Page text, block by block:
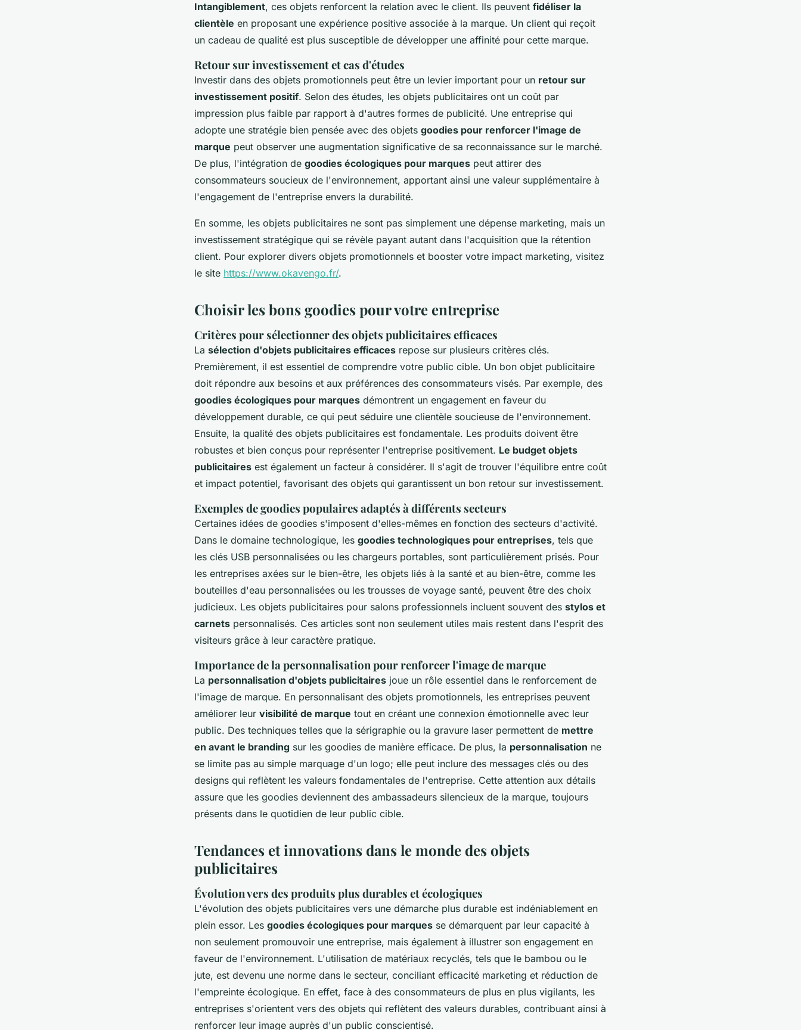
Intangiblement, ces objets renforcent la relation avec le client. Ils peuvent fidéliser la
clientèle en proposant une expérience positive associée à la marque. Un client qui reçoit
un cadeau de qualité est plus susceptible de développer une affinité pour cette marque.
Retour sur investissement et cas d'études
Investir dans des objets promotionnels peut être un levier important pour un retour sur
investissement positif. Selon des études, les objets publicitaires ont un coût par
impression plus faible par rapport à d'autres formes de publicité. Une entreprise qui
adopte une stratégie bien pensée avec des objets goodies pour renforcer l'image de
marque peut observer une augmentation significative de sa reconnaissance sur le marché.
De plus, l'intégration de goodies écologiques pour marques peut attirer des
consommateurs soucieux de l'environnement, apportant ainsi une valeur supplémentaire à
l'engagement de l'entreprise envers la durabilité.
En somme, les objets publicitaires ne sont pas simplement une dépense marketing, mais un
investissement stratégique qui se révèle payant autant dans l'acquisition que la rétention
client. Pour explorer divers objets promotionnels et booster votre impact marketing, visitez
le site https://www.okavengo.fr/.
Choisir les bons goodies pour votre entreprise
Critères pour sélectionner des objets publicitaires efficaces
La sélection d'objets publicitaires efficaces repose sur plusieurs critères clés.
Premièrement, il est essentiel de comprendre votre public cible. Un bon objet publicitaire
doit répondre aux besoins et aux préférences des consommateurs visés. Par exemple, des
goodies écologiques pour marques démontrent un engagement en faveur du
développement durable, ce qui peut séduire une clientèle soucieuse de l'environnement.
Ensuite, la qualité des objets publicitaires est fondamentale. Les produits doivent être
robustes et bien conçus pour représenter l'entreprise positivement. Le budget objets
publicitaires est également un facteur à considérer. Il s'agit de trouver l'équilibre entre coût
et impact potentiel, favorisant des objets qui garantissent un bon retour sur investissement.
Exemples de goodies populaires adaptés à différents secteurs
Certaines idées de goodies s'imposent d'elles-mêmes en fonction des secteurs d'activité.
Dans le domaine technologique, les goodies technologiques pour entreprises, tels que
les clés USB personnalisées ou les chargeurs portables, sont particulièrement prisés. Pour
les entreprises axées sur le bien-être, les objets liés à la santé et au bien-être, comme les
bouteilles d'eau personnalisées ou les trousses de voyage santé, peuvent être des choix
judicieux. Les objets publicitaires pour salons professionnels incluent souvent des stylos et
carnets personnalisés. Ces articles sont non seulement utiles mais restent dans l'esprit des
visiteurs grâce à leur caractère pratique.
Importance de la personnalisation pour renforcer l'image de marque
La personnalisation d'objets publicitaires joue un rôle essentiel dans le renforcement de
l'image de marque. En personnalisant des objets promotionnels, les entreprises peuvent
améliorer leur visibilité de marque tout en créant une connexion émotionnelle avec leur
public. Des techniques telles que la sérigraphie ou la gravure laser permettent de mettre
en avant le branding sur les goodies de manière efficace. De plus, la personnalisation ne
se limite pas au simple marquage d'un logo; elle peut inclure des messages clés ou des
designs qui reflètent les valeurs fondamentales de l'entreprise. Cette attention aux détails
assure que les goodies deviennent des ambassadeurs silencieux de la marque, toujours
présents dans le quotidien de leur public cible.
Tendances et innovations dans le monde des objets
publicitaires
Évolution vers des produits plus durables et écologiques
L'évolution des objets publicitaires vers une démarche plus durable est indéniablement en
plein essor. Les goodies écologiques pour marques se démarquent par leur capacité à
non seulement promouvoir une entreprise, mais également à illustrer son engagement en
faveur de l'environnement. L'utilisation de matériaux recyclés, tels que le bambou ou le
jute, est devenu une norme dans le secteur, conciliant efficacité marketing et réduction de
l'empreinte écologique. En effet, face à des consommateurs de plus en plus vigilants, les
entreprises s'orientent vers des objets qui reflètent des valeurs durables, contribuant ainsi à
renforcer leur image auprès d'un public conscientisé.